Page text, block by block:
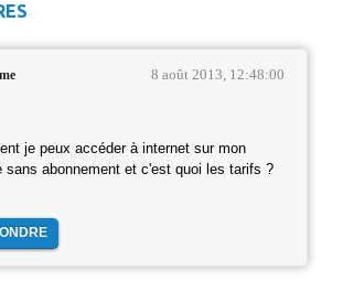
8 août 2013, 12:48:00
je peux accéder à internet sur mon
sans abonnement et c'est quoi les tarifs ?